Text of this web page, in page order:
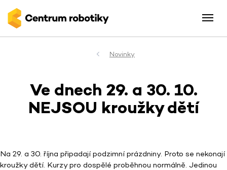
Novinky
Ve dnech 29. a 30. 10.
NEJSOU kroužky dětí
Na 29. a 30. října připadají podzimní prázdniny. Proto se nekonají
kroužky dětí. Kurzy pro dospělé proběhnou normálně. Jedinou